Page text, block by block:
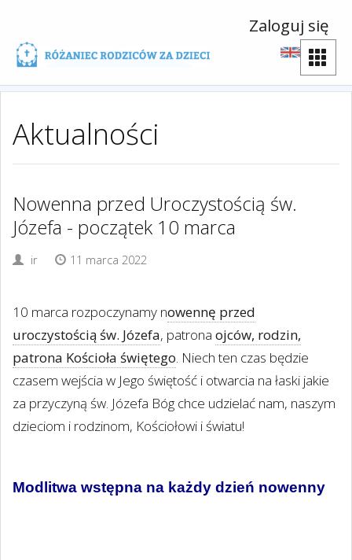
Zaloguj się
Aktualności
Nowenna przed Uroczystością św.
Józefa - początek 10 marca
ir 11 marca 2022
10 marca rozpoczynamy nowennę przed
uroczystością św. Józefa, patrona ojców, rodzin,
patrona Kościoła świętego. Niech ten czas będzie
czasem wejścia w Jego świętość i otwarcia na łaski jakie
za przyczyną św. Józefa Bóg chce udzielać nam, naszym
dzieciom i rodzinom, Kościołowi i światu!
Modlitwa wstępna na każdy dzień nowenny